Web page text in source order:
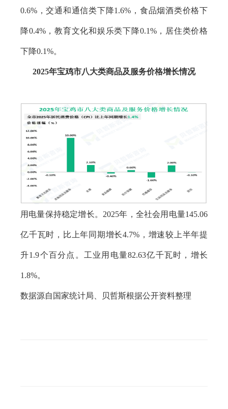
0.6%，交通和通信类下降1.6%，食品烟酒类价格下
降0.4%，教育文化和娱乐类下降0.1%，居住类价格
下降0.1%。
2025年宝鸡市八大类商品及服务价格增长情况
用电量保持稳定增长。2025年，全社会用电量145.06
亿千瓦时，比上年同期增长4.7%，增速较上半年提
升1.9个百分点。工业用电量82.63亿千瓦时，增长
1.8%。
数据源自国家统计局、贝哲斯根据公开资料整理